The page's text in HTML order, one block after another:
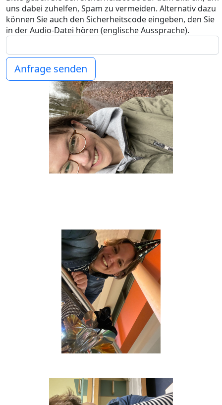
uns dabei zuhelfen, Spam zu vermeiden. Alternativ dazu
können Sie auch den Sicherheitscode eingeben, den Sie
in der Audio-Datei hören (englische Aussprache).
Anfrage senden